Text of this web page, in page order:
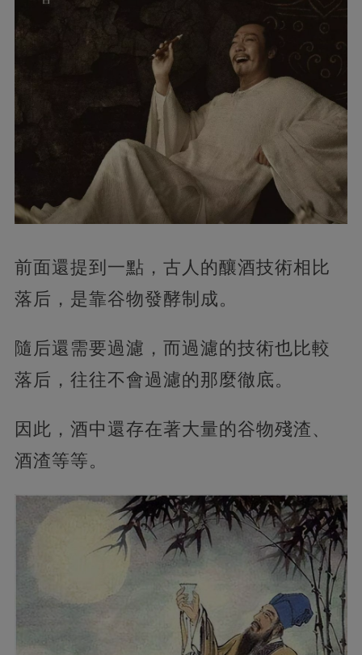
前面還提到一點，古人的釀酒技術相比
落后，是靠谷物發酵制成。
隨后還需要過濾，而過濾的技術也比較
落后，往往不會過濾的那麼徹底。
因此，酒中還存在著大量的谷物殘渣、
酒渣等等。